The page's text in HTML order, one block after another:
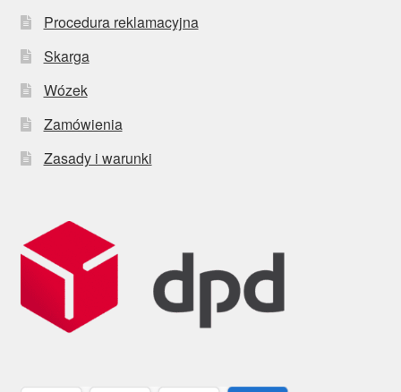
Procedura reklamacyjna
Skarga
Wózek
Zamówienia
Zasady i warunki